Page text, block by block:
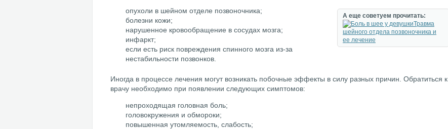
А еще советуем прочитать:
Травма
шейного отдела позвоночника и
ее лечение
опухоли в шейном отделе позвоночника;
болезни кожи;
нарушенное кровообращение в сосудах мозга;
инфаркт;
если есть риск повреждения спинного мозга из-за
нестабильности позвонков.
Иногда в процессе лечения могут возникать побочные эффекты в силу разных причин. Обратиться к
врачу необходимо при появлении следующих симптомов:
непроходящая головная боль;
головокружения и обмороки;
повышенная утомляемость, слабость;